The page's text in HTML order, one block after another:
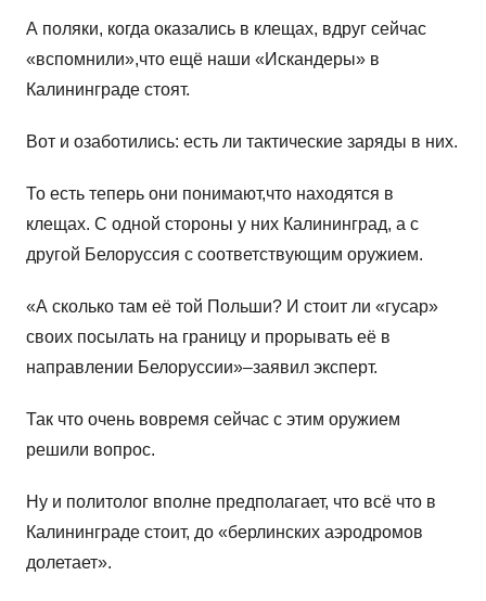
А поляки, когда оказались в клещах, вдруг сейчас
«вспомнили»,что ещё наши «Искандеры» в
Калининграде стоят.
Вот и озаботились: есть ли тактические заряды в них.
То есть теперь они понимают,что находятся в
клещах. С одной стороны у них Калининград, а с
другой Белоруссия с соответствующим оружием.
«А сколько там её той Польши? И стоит ли «гусар»
своих посылать на границу и прорывать её в
направлении Белоруссии»–заявил эксперт.
Так что очень вовремя сейчас с этим оружием
решили вопрос.
Ну и политолог вполне предполагает, что всё что в
Калининграде стоит, до «берлинских аэродромов
долетает».